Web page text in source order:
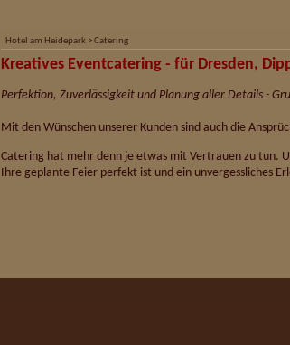
Hotel am Heidepark >Catering
Kreatives Eventcatering - für Dresden,
Perfektion, Zuverlässigkeit und Planung aller Details -
Mit den Wünschen unserer Kunden sind auch die
Catering hat mehr denn je etwas mit Vertrauen zu tun.
Ihre geplante Feier perfekt ist und ein unvergessliches